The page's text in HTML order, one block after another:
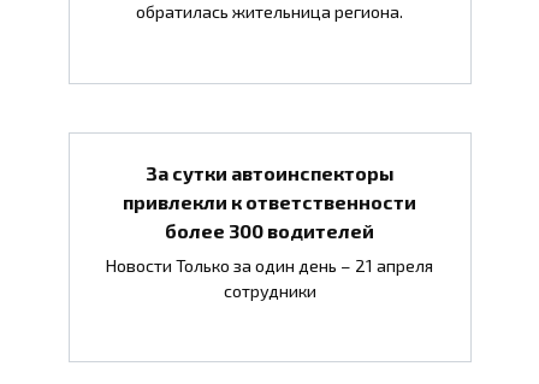
обратилась жительница региона.
За сутки автоинспекторы
привлекли к ответственности
более 300 водителей
Новости Только за один день – 21 апреля
сотрудники